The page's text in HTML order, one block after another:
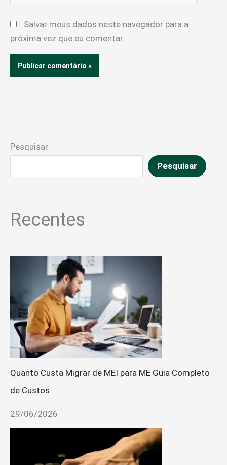
Salvar meus dados neste navegador para a
próxima vez que eu comentar.
Pesquisar
Pesquisar
Recentes
Quanto Custa Migrar de MEI para ME Guia Completo
de Custos
29/06/2026